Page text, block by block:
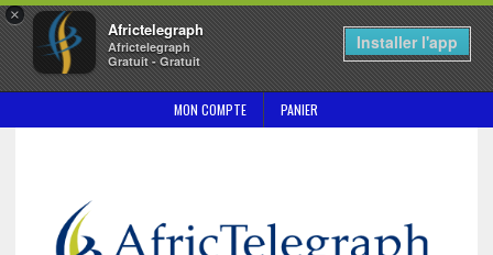
×
Africtelegraph
Africtelegraph
Gratuit - Gratuit
Installer l'app
MON COMPTE PANIER